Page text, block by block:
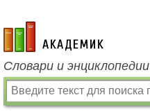
academic.ru
Словари и